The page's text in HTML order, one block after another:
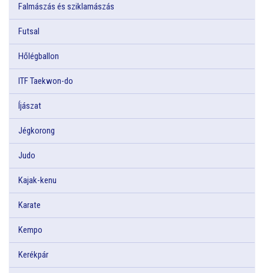
Falmászás és sziklamászás
Futsal
Hőlégballon
ITF Taekwon-do
Íjászat
Jégkorong
Judo
Kajak-kenu
Karate
Kempo
Kerékpár